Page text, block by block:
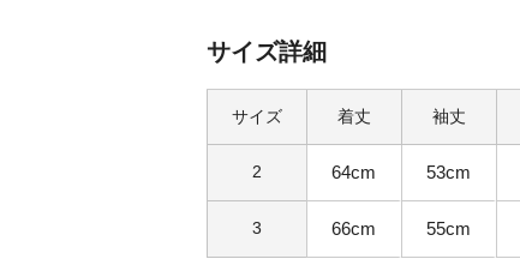
サイズ詳細
サイズ 着丈 袖丈
2 64cm 53cm
3 66cm 55cm